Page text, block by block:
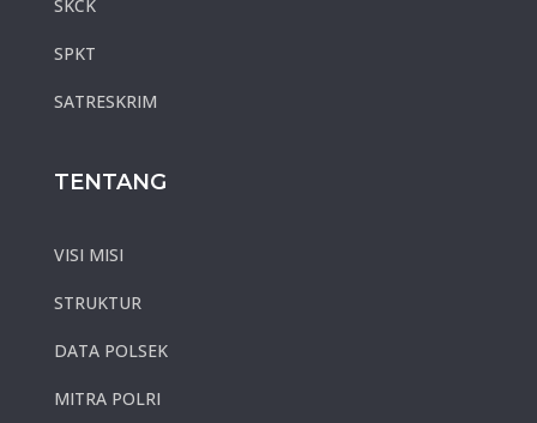
SKCK
SPKT
SATRESKRIM
TENTANG
VISI MISI
STRUKTUR
DATA POLSEK
MITRA POLRI